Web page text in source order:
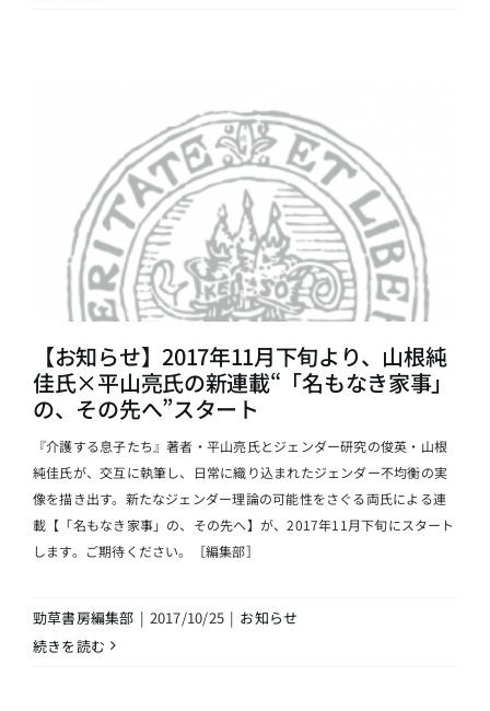
【お知らせ】2017年11月下旬より、山根純
佳氏×平山亮氏の新連載“「名もなき家事」
の、その先へ”スタート
『介護する息子たち』著者・平山亮氏とジェンダー研究の俊英・山根
純佳氏が、交互に執筆し、日常に織り込まれたジェンダー不均衡の実
像を描き出す。新たなジェンダー理論の可能性をさぐる両氏による連
載【「名もなき家事」の、その先へ】が、2017年11月下旬にスタート
します。ご期待ください。［編集部］
勁草書房編集部 | 2017/10/25 | お知らせ
続きを読む